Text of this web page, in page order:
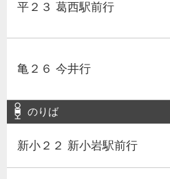
平２３ 葛西駅前行
亀２６ 今井行
のりば
新小２２ 新小岩駅前行